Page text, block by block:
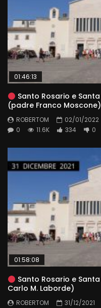
01:46:13
Santo Rosario e
(padre Franco Moscone)
ROBERTOM
02/01/2022
0
11.6K 334 0
01:58:08
Santo Rosario e
Carlo M. Laborde)
ROBERTOM
31/12/2021